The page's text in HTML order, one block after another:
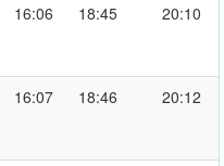
16:06 18:45 20:10
16:07 18:46 20:12